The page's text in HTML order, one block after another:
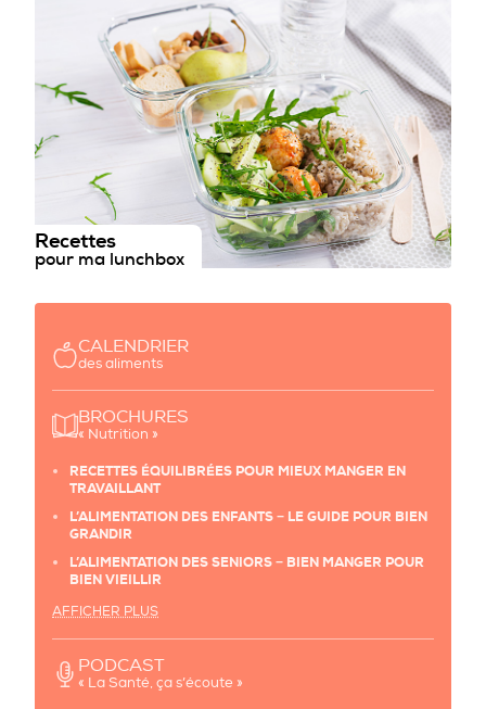
Recettes
pour ma lunchbox
CALENDRIER
des aliments
BROCHURES
« Nutrition »
RECETTES ÉQUILIBRÉES POUR MIEUX MANGER EN
TRAVAILLANT
L’ALIMENTATION DES ENFANTS − LE GUIDE POUR BIEN
GRANDIR
L’ALIMENTATION DES SENIORS − BIEN MANGER POUR
BIEN VIEILLIR
AFFICHER PLUS
PODCAST
« La Santé, ça s’écoute »